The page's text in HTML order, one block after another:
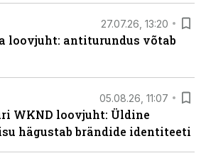
27.07.26, 13:20
loovjuht: antiturundus võtab
05.08.26, 11:07
WKND loovjuht: Üldine
hägustab brändide identiteeti